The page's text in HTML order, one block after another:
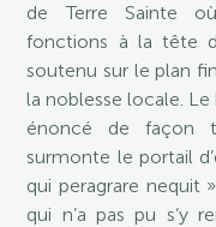
de Terre Sainte
fonctions à la tête
soutenu sur le plan
la noblesse locale.
énoncé de façon
surmonte le portail
qui peragrare nequit
qui n’a pas pu s’y